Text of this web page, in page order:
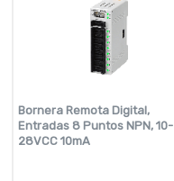
Bornera Remota Digital,
Entradas 8 Puntos NPN, 10-
28VCC 10mA